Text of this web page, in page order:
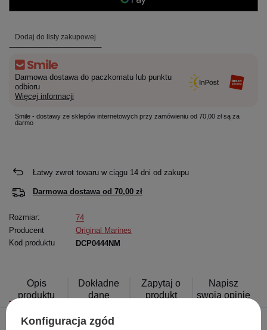
Dodaj do listy zakupowej
Darmowa dostawa do paczkomatu lub punktu
odbioru
Więcej informacji
Smile - dostawy ze sklepów internetowych przy zamówieniu od 70,00 zł są za
darmo
Łatwy zwrot towaru w ciągu 14 dni od zakupu
Darmowa dostawa od 70,00 zł
Rozmiar:
74
Producent
Original Marines
Kod produktu
DCP0444NM
Opis
produktu
Dokładne
dane
Zapytaj o
produkt
Napisz
swoją opinię
Konfiguracja zgód